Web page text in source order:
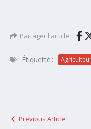
Partager l'article
Étiquetté :
Previous Article